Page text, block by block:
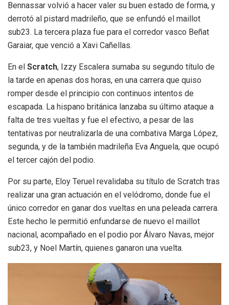
Bennassar volvió a hacer valer su buen estado de forma, y
derrotó al pistard madrileño, que se enfundó el maillot
sub23. La tercera plaza fue para el corredor vasco Beñat
Garaiar, que venció a Xavi Cañellas.
En el Scratch, Izzy Escalera sumaba su segundo título de
la tarde en apenas dos horas, en una carrera que quiso
romper desde el principio con continuos intentos de
escapada. La hispano británica lanzaba su último ataque a
falta de tres vueltas y fue el efectivo, a pesar de las
tentativas por neutralizarla de una combativa Marga López,
segunda, y de la también madrileña Eva Anguela, que ocupó
el tercer cajón del podio.
Por su parte, Eloy Teruel revalidaba su título de Scratch tras
realizar una gran actuación en el velódromo, donde fue el
único corredor en ganar dos vueltas en una peleada carrera.
Este hecho le permitió enfundarse de nuevo el maillot
nacional, acompañado en el podio por Álvaro Navas, mejor
sub23, y Noel Martín, quienes ganaron una vuelta.